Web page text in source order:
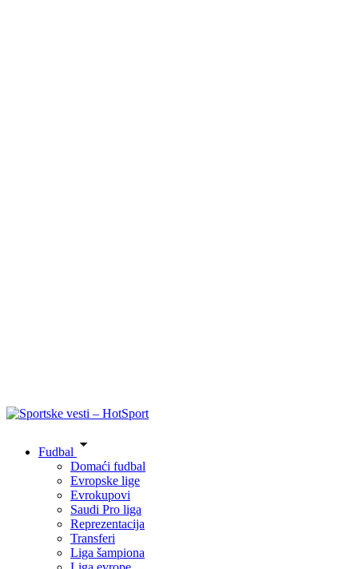
Fudbal
Domaći fudbal
Evropske lige
Evrokupovi
Saudi Pro liga
Reprezentacija
Transferi
Liga šampiona